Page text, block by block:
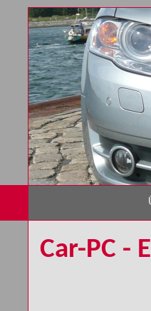
Car-PC -